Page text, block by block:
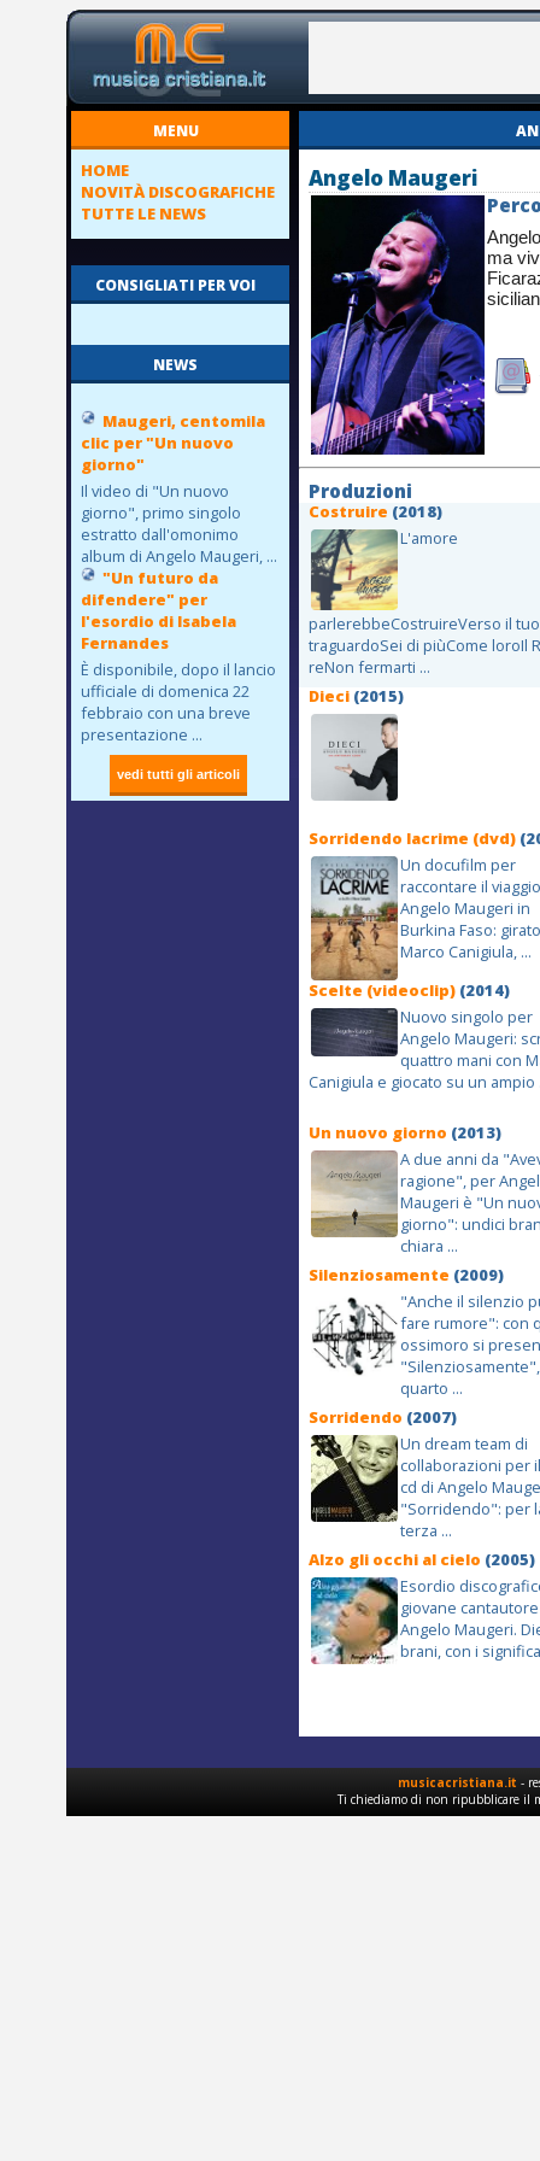
MENU
HOME
NOVITÀ DISCOGRAFICHE
TUTTE LE NEWS
CONSIGLIATI PER VOI
NEWS
Maugeri, centomila
clic per "Un nuovo
giorno"
Il video di "Un nuovo
giorno", primo singolo
estratto dall'omonimo
album di Angelo Maugeri, ...
"Un futuro da
difendere" per
l'esordio di Isabela
Fernandes
È disponibile, dopo il lancio
ufficiale di domenica 22
febbraio con una breve
presentazione ...
Angelo Maugeri
ma
Produzioni
Costruire (2018)
L'amore
parlerebbeCostruireVerso il tuo
traguardoSei di piùCome loroIl
reNon fermarti ...
Dieci (2015)
Sorridendo lacrime (dvd)
Un docufilm per
raccontare il
Angelo Maugeri in
Burkina Faso:
Marco Canigiula, ...
Scelte (videoclip) (2014)
Nuovo singolo per
Angelo Maugeri:
quattro mani con
Canigiula e giocato su un ampio
Un nuovo giorno (2013)
A due anni da
ragione", per
Maugeri è "Un
giorno": undici
chiara ...
Silenziosamente (2009)
"Anche il silenzio
fare rumore": con
ossimoro si
"Silenziosamente",
quarto ...
Sorridendo (2007)
Un dream team di
collaborazioni per
cd di Angelo
"Sorridendo": per
terza ...
Alzo gli occhi al cielo (2005)
Esordio
giovane cantautore
Angelo Maugeri.
brani, con i
musicacristiana.it -
Ti chiediamo di non ripubblicare il